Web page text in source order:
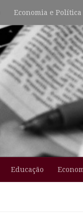
Economia e Política
Educação